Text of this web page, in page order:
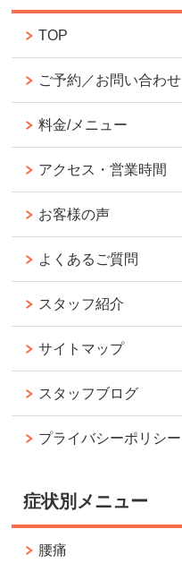
TOP
ご予約／お問い合わせ
料金/メニュー
アクセス・営業時間
お客様の声
よくあるご質問
スタッフ紹介
サイトマップ
スタッフブログ
プライバシーポリシー
症状別メニュー
腰痛